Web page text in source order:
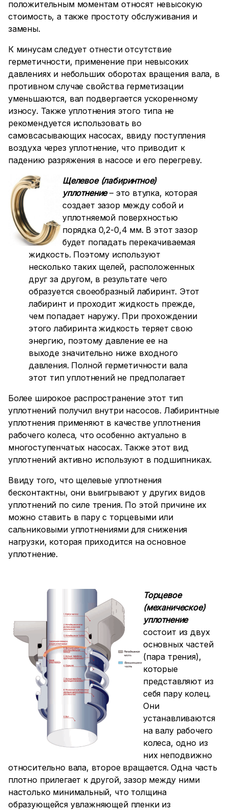
положительным моментам относят невысокую
стоимость, а также простоту обслуживания и
замены.
К минусам следует отнести отсутствие
герметичности, применение при невысоких
давлениях и небольших оборотах вращения вала, в
противном случае свойства герметизации
уменьшаются, вал подвергается ускоренному
износу. Также уплотнения этого типа не
рекомендуется использовать во
самовсасывающих насосах, ввиду поступления
воздуха через уплотнение, что приводит к
падению разряжения в насосе и его перегреву.
Щелевое (лабиринтное)
уплотнение – это втулка, которая
создает зазор между собой и
уплотняемой поверхностью
порядка 0,2-0,4 мм. В этот зазор
будет попадать перекачиваемая
жидкость. Поэтому используют
несколько таких щелей, расположенных
друг за другом, в результате чего
образуется своеобразный лабиринт. Этот
лабиринт и проходит жидкость прежде,
чем попадает наружу. При прохождении
этого лабиринта жидкость теряет свою
энергию, поэтому давление ее на
выходе значительно ниже входного
давления. Полной герметичности вала
этот тип уплотнений не предполагает
Более широкое распространение этот тип
уплотнений получил внутри насосов. Лабиринтные
уплотнения применяют в качестве уплотнения
рабочего колеса, что особенно актуально в
многоступенчатых насосах. Также этот вид
уплотнений активно используют в подшипниках.
Ввиду того, что щелевые уплотнения
бесконтактны, они выигрывают у других видов
уплотнений по силе трения. По этой причине их
можно ставить в пару с торцевыми или
сальниковыми уплотнениями для снижения
нагрузки, которая приходится на основное
уплотнение.
Торцевое
(механическое)
уплотнение
состоит из двух
основных частей
(пара трения),
которые
представляют из
себя пару колец.
Они
устанавливаются
на валу рабочего
колеса, одно из
них неподвижно
относительно вала, второе вращается. Одна часть
плотно прилегает к другой, зазор между ними
настолько минимальный, что толщина
образующейся увлажняющей пленки из